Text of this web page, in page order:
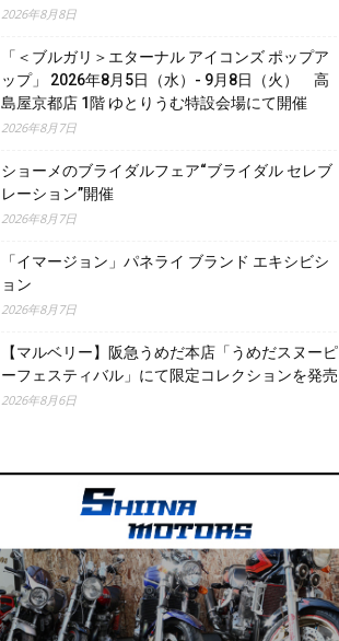
2026年8月8日
「＜ブルガリ＞エターナル アイコンズ ポップア
ップ」 2026年8月5日（水）- 9月8日（火） 高
島屋京都店 1階 ゆとりうむ特設会場にて開催
2026年8月7日
ショーメのブライダルフェア“ブライダル セレブ
レーション”開催
2026年8月7日
「イマージョン」パネライ ブランド エキシビシ
ョン
2026年8月7日
【マルベリー】阪急うめだ本店「うめだスヌーピ
ーフェスティバル」にて限定コレクションを発売
2026年8月6日